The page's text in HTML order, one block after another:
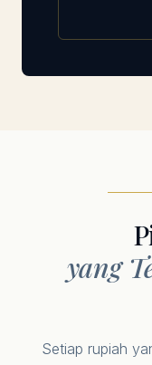
yang
Setiap rupiah